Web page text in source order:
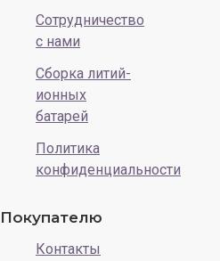
Сотрудничество
с нами
Сборка литий-
ионных
батарей
Политика
конфиденциальности
Покупателю
Контакты